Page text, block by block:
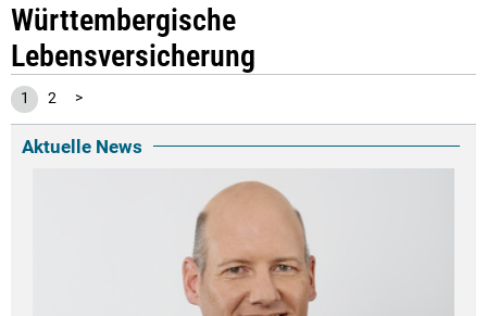
Württembergische
Lebensversicherung
1 2 >
Aktuelle News